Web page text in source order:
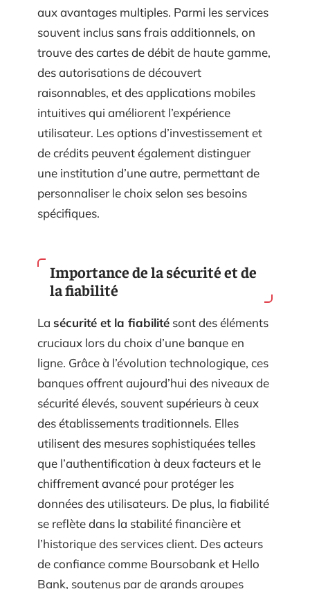
aux avantages multiples. Parmi les services
souvent inclus sans frais additionnels, on
trouve des cartes de débit de haute gamme,
des autorisations de découvert
raisonnables, et des applications mobiles
intuitives qui améliorent l’expérience
utilisateur. Les options d’investissement et
de crédits peuvent également distinguer
une institution d’une autre, permettant de
personnaliser le choix selon ses besoins
spécifiques.
Importance de la sécurité et de
la fiabilité
La sécurité et la fiabilité sont des éléments
cruciaux lors du choix d’une banque en
ligne. Grâce à l’évolution technologique, ces
banques offrent aujourd’hui des niveaux de
sécurité élevés, souvent supérieurs à ceux
des établissements traditionnels. Elles
utilisent des mesures sophistiquées telles
que l’authentification à deux facteurs et le
chiffrement avancé pour protéger les
données des utilisateurs. De plus, la fiabilité
se reflète dans la stabilité financière et
l’historique des services client. Des acteurs
de confiance comme Boursobank et Hello
Bank, soutenus par de grands groupes